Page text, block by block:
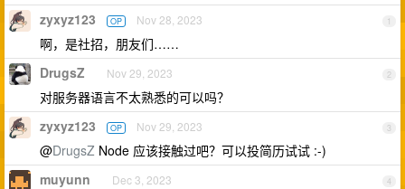
1
zyxyz123 OP Nov 28, 2023
啊，是社招，朋友们……
2
DrugsZ Nov 29, 2023
对服务器语言不太熟悉的可以吗？
3
zyxyz123 OP Nov 29, 2023
@DrugsZ Node 应该接触过吧？可以投简历试试 :-)
4
muyunn Dec 3, 2023